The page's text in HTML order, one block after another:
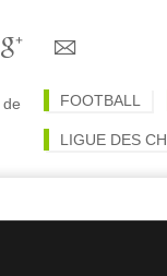
FOOTBALL
LIGUE DES